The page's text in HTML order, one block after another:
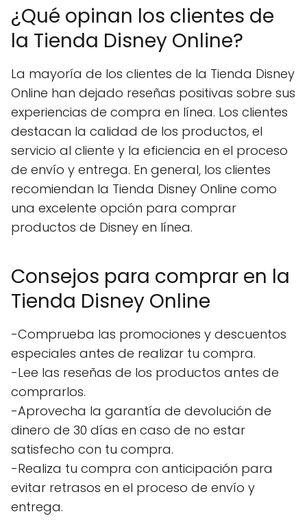
¿Qué opinan los clientes de
la Tienda Disney Online?
La mayoría de los clientes de la Tienda Disney
Online han dejado reseñas positivas sobre sus
experiencias de compra en línea. Los clientes
destacan la calidad de los productos, el
servicio al cliente y la eficiencia en el proceso
de envío y entrega. En general, los clientes
recomiendan la Tienda Disney Online como
una excelente opción para comprar
productos de Disney en línea.
Consejos para comprar en la
Tienda Disney Online
-Comprueba las promociones y descuentos
especiales antes de realizar tu compra.
-Lee las reseñas de los productos antes de
comprarlos.
-Aprovecha la garantía de devolución de
dinero de 30 días en caso de no estar
satisfecho con tu compra.
-Realiza tu compra con anticipación para
evitar retrasos en el proceso de envío y
entrega.